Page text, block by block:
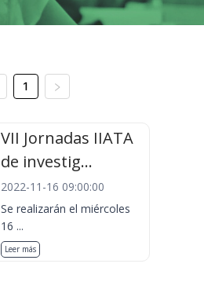
1
VII Jornadas IIATA
de investig...
2022-11-16 09:00:00
Se realizarán el miércoles
16 ...
Leer más